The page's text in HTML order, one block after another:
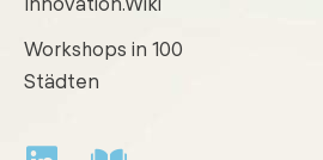
Workshops in 100
Städten